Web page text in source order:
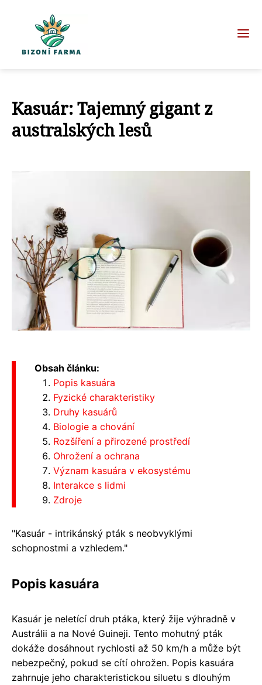
Kasuár: Tajemný gigant z
australských lesů
Obsah článku:
Popis kasuára
Fyzické charakteristiky
Druhy kasuárů
Biologie a chování
Rozšíření a přirozené prostředí
Ohrožení a ochrana
Význam kasuára v ekosystému
Interakce s lidmi
Zdroje
"Kasuár - intrikánský pták s neobvyklými
schopnostmi a vzhledem."
Popis kasuára
Kasuár je neletící druh ptáka, který žije výhradně v
Austrálii a na Nové Guineji. Tento mohutný pták
dokáže dosáhnout rychlosti až 50 km/h a může být
nebezpečný, pokud se cítí ohrožen. Popis kasuára
zahrnuje jeho charakteristickou siluetu s dlouhým